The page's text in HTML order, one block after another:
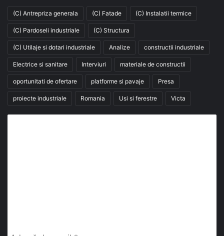
(C) Antrepriza generala (C) Fatade (C) Instalatii termice
(C) Pardoseli industriale (C) Structura
(C) Utilaje si dotari industriale Analize constructii industriale
Electrice si sanitare Interviuri materiale de constructii
oportunitati de ofertare platforme si pavaje Presa
proiecte industriale Romania Usi si ferestre Victa